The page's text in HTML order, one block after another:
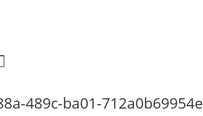
489c-ba01-712a0b69954e